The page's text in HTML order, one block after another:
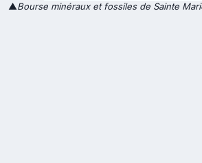
▲Bourse minéraux et fossiles de Sainte